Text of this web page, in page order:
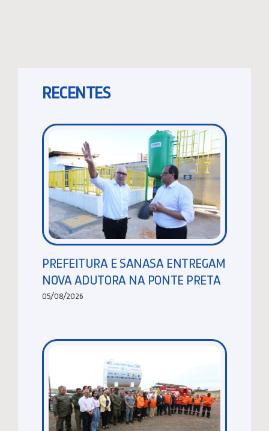
RECENTES
PREFEITURA E SANASA ENTREGAM
NOVA ADUTORA NA PONTE PRETA
05/08/2026